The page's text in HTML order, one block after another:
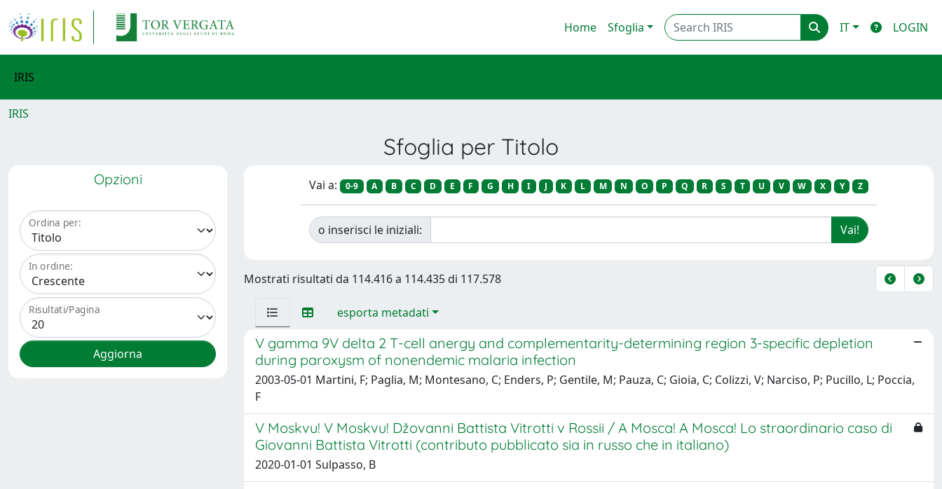
Home Sfoglia IT LOGIN
IRIS
IRIS
Sfoglia per Titolo
Opzioni
Ordina per:
In ordine:
Risultati/Pagina
Vai a: 0-9 A B C D E F G H I J K L M N O P Q R S T U V W X Y Z
o inserisci le iniziali:
Mostrati risultati da 114.416 a 114.435 di 117.578
esporta metadati
V gamma 9V delta 2 T-cell anergy and complementarity-determining region 3-specific depletion
during paroxysm of nonendemic malaria infection
2003-05-01 Martini, F; Paglia, M; Montesano, C; Enders, P; Gentile, M; Pauza, C; Gioia, C; Colizzi, V; Narciso, P; Pucillo, L; Poccia,
F
V Moskvu! V Moskvu! Džovanni Battista Vitrotti v Rossii / A Mosca! A Mosca! Lo straordinario caso di
Giovanni Battista Vitrotti (contributo pubblicato sia in russo che in italiano)
2020-01-01 Sulpasso, B